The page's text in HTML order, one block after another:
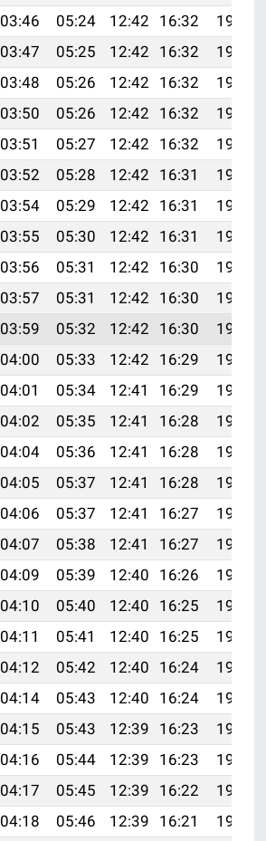
03:46 05:24 12:42 16:32
19:51
03:47 05:25 12:42 16:32
19:50
03:48 05:26 12:42 16:32
19:49
03:50 05:26 12:42 16:32
19:48
03:51 05:27 12:42 16:32
19:47
03:52 05:28 12:42 16:31
19:46
03:54 05:29 12:42 16:31
19:45
03:55 05:30 12:42 16:31
19:44
03:56 05:31 12:42 16:30
19:43
03:57 05:31 12:42 16:30
19:42
03:59 05:32 12:42 16:30
19:41
04:00 05:33 12:42 16:29
19:40
04:01 05:34 12:41 16:29
19:39
04:02 05:35 12:41 16:28
19:38
04:04 05:36 12:41 16:28
19:37
04:05 05:37 12:41 16:28
19:35
04:06 05:37 12:41 16:27
19:34
04:07 05:38 12:41 16:27
19:33
04:09 05:39 12:40 16:26
19:32
04:10 05:40 12:40 16:25
19:31
04:11 05:41 12:40 16:25
19:29
04:12 05:42 12:40 16:24
19:28
04:14 05:43 12:40 16:24
19:27
04:15 05:43 12:39 16:23
19:25
04:16 05:44 12:39 16:23
19:24
04:17 05:45 12:39 16:22
19:23
04:18 05:46 12:39 16:21
19:21